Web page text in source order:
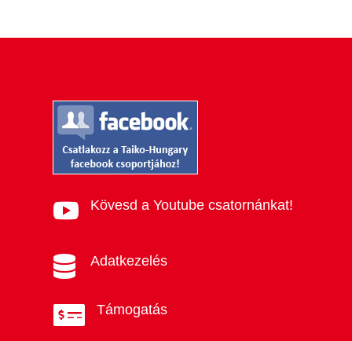
 Kövesd a Youtube csatornánkat!
 Adatkezelés
 Támogatás